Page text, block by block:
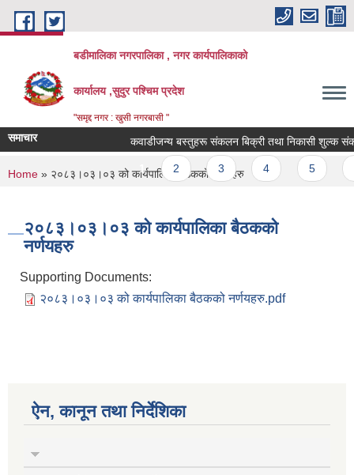
Skip to main content
बडीमालिका नगरपालिका , नगर कार्यपालिकाको
कार्यालय ,सुदुर पश्चिम प्रदेश
"समृद्द नगर : खुसी नगरबासी "
समाचार कवाडीजन्य बस्तुहरू संकलन बिक्री तथा निकासी शुल्क
Pages
1 2 3
You are here
Home » २०८३।०३।०३ को कार्यपालिका बैठकको नर्णयहरु
२०८३।०३।०३ को कार्यपालिका बैठकको
नर्णयहरु
Supporting Documents:
२०८३।०३।०३ को कार्यपालिका बैठकको नर्णयहरु.pdf
ऐन, कानून तथा निर्देशिका